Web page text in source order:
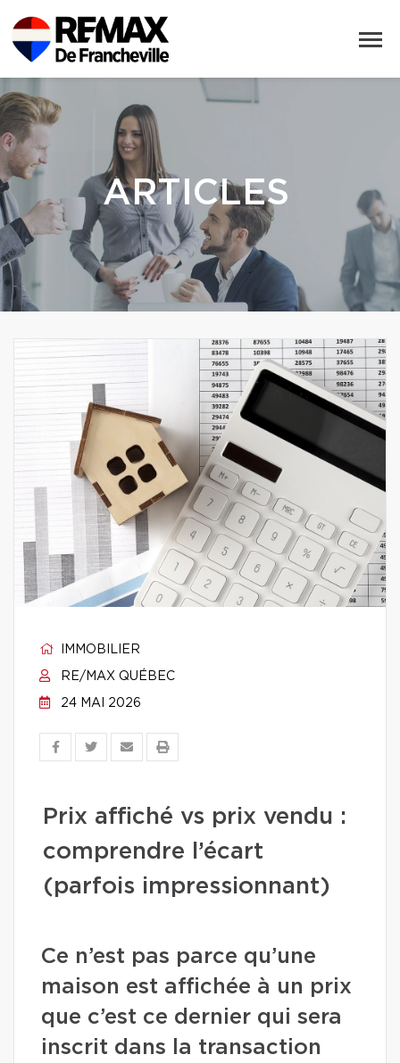
ARTICLES
IMMOBILIER
RE/MAX QUÉBEC
24 MAI 2026
Prix affiché vs prix vendu :
comprendre l’écart
(parfois impressionnant)
Ce n’est pas parce qu’une
maison est affichée à un prix
que c’est ce dernier qui sera
inscrit dans la transaction